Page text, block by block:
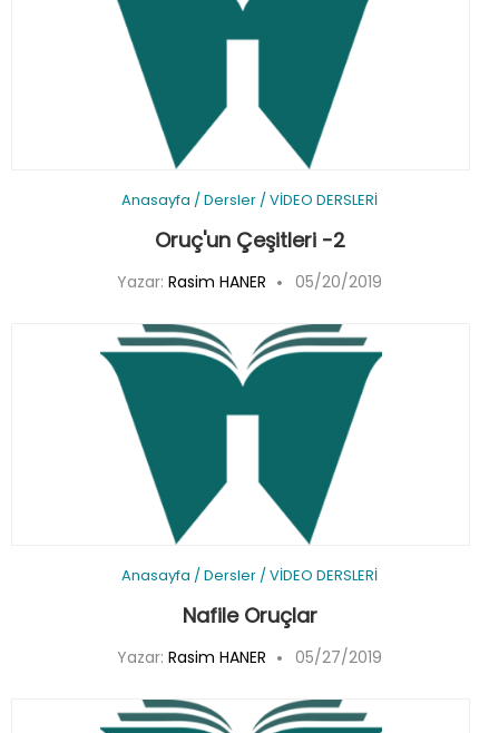
Anasayfa /Dersler /VİDEO DERSLERİ
Oruç'un Çeşitleri -2
Yazar: Rasim HANER 05/20/2019
Anasayfa /Dersler /VİDEO DERSLERİ
Nafile Oruçlar
Yazar: Rasim HANER 05/27/2019